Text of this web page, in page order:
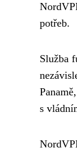
potřeb.
Služba
s